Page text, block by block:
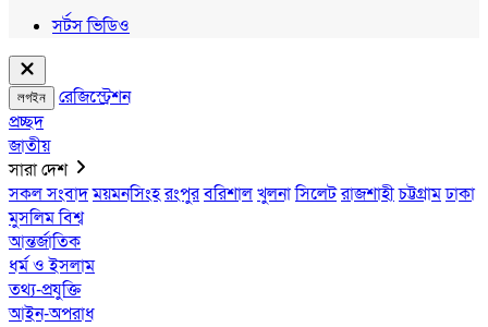
সর্টস ভিডিও
লগইন
রেজিস্ট্রেশন
প্রচ্ছদ
জাতীয়
সারা দেশ
সকল সংবাদময়মনসিংহরংপুরবরিশালখুলনাসিলেটরাজশাহীচট্টগ্রামঢাকা
মুসলিম বিশ্ব
আন্তর্জাতিক
ধর্ম ও ইসলাম
তথ্য-প্রযুক্তি
আইন-অপরাধ